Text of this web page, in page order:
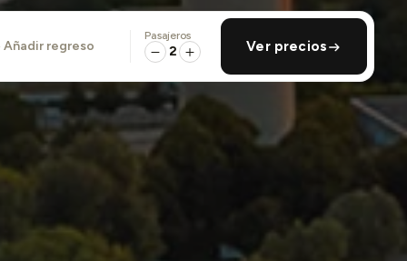
añadir regreso
Pasajeros
2 Ver precios